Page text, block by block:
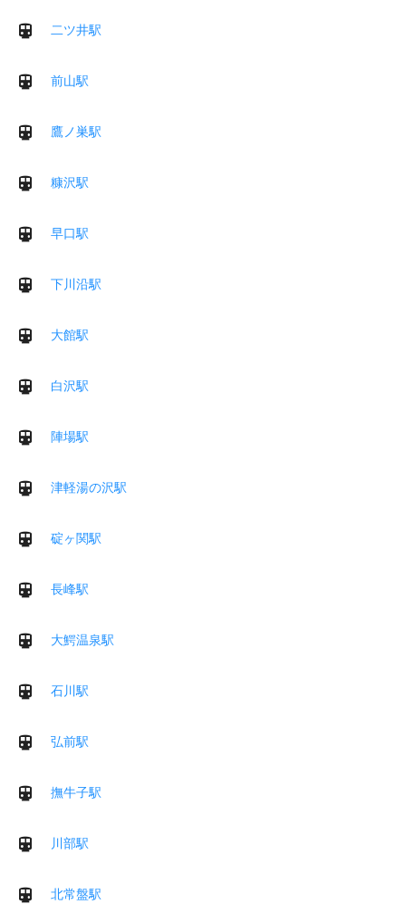
二ツ井駅
前山駅
鷹ノ巣駅
糠沢駅
早口駅
下川沿駅
大館駅
白沢駅
陣場駅
津軽湯の沢駅
碇ヶ関駅
長峰駅
大鰐温泉駅
石川駅
弘前駅
撫牛子駅
川部駅
北常盤駅